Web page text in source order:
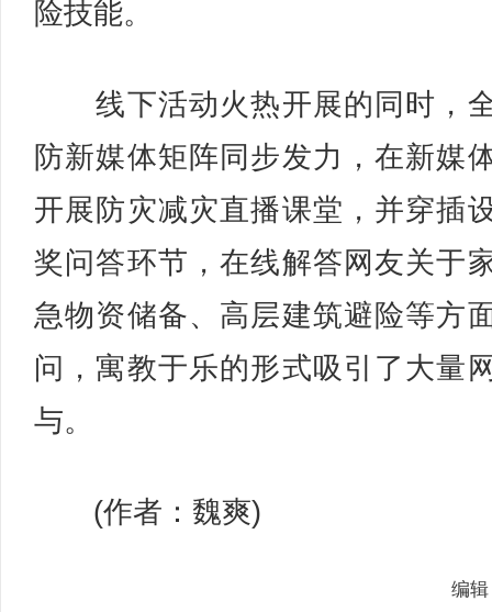
险技能。
线下活动火热开展的同时，
防新媒体矩阵同步发力，在新媒
开展防灾减灾直播课堂，并穿插
奖问答环节，在线解答网友关于
急物资储备、高层建筑避险等方
问，寓教于乐的形式吸引了大量
与。
(作者：魏爽)
编